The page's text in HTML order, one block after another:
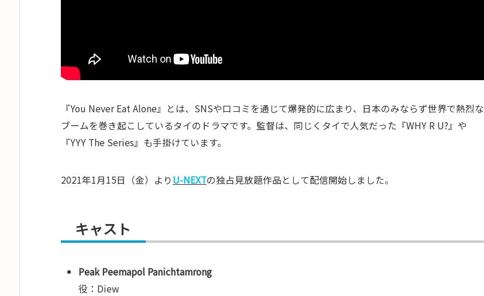
『You Never Eat Alone』とは、SNSや口コミを通じて爆発的に広まり、日本のみならず世界で熱烈な
ブームを巻き起こしているタイのドラマです。監督は、同じくタイで人気だった『WHY R U?』や
『YYY The Series』も手掛けています。
2021年1月15日（金）よりU-NEXTの独占見放題作品として配信開始しました。
キャスト
Peak Peemapol Panichtamrong
役：Diew